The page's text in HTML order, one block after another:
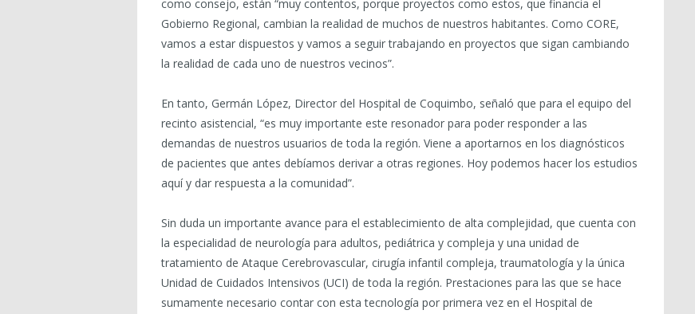
como consejo, están “muy contentos, porque proyectos como estos, que financia el
Gobierno Regional, cambian la realidad de muchos de nuestros habitantes. Como CORE,
vamos a estar dispuestos y vamos a seguir trabajando en proyectos que sigan cambiando
la realidad de cada uno de nuestros vecinos”.
En tanto, Germán López, Director del Hospital de Coquimbo, señaló que para el equipo del
recinto asistencial, “es muy importante este resonador para poder responder a las
demandas de nuestros usuarios de toda la región. Viene a aportarnos en los diagnósticos
de pacientes que antes debíamos derivar a otras regiones. Hoy podemos hacer los estudios
aquí y dar respuesta a la comunidad”.
Sin duda un importante avance para el establecimiento de alta complejidad, que cuenta con
la especialidad de neurología para adultos, pediátrica y compleja y una unidad de
tratamiento de Ataque Cerebrovascular, cirugía infantil compleja, traumatología y la única
Unidad de Cuidados Intensivos (UCI) de toda la región. Prestaciones para las que se hace
sumamente necesario contar con esta tecnología por primera vez en el Hospital de